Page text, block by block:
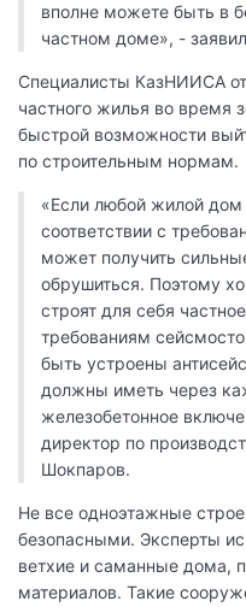
вполне можете быть в
частном доме», -
Специалисты КазНИИСА
частного жилья во время
быстрой возможности
по строительным нормам.
«Если любой жилой дом
соответствии с
может получить
обрушиться. Поэтому
строят для себя
требованиям
быть устроены
должны иметь через
железобетонное
директор по
Шокпаров.
Не все одноэтажные
безопасными. Эксперты
ветхие и саманные дома,
материалов. Такие